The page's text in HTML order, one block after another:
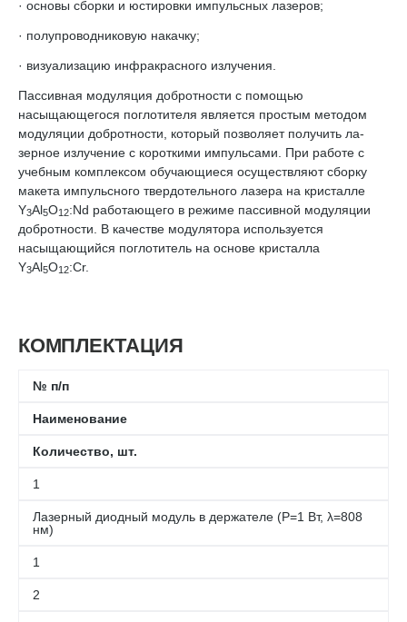
· основы сборки и юстировки импульсных лазеров;
· полупроводниковую накачку;
· визуализацию инфракрасного излучения.
Пассивная модуляция добротности с помощью
насыщающегося поглотителя является простым методом
модуляции добротности, который позволяет получить ла­
зерное излучение с короткими импульсами. При работе с
учебным комплексом обучающиеся осуществляют сборку
макета импульсного твердотельного лазера на кристалле
Y3Al5O12:Nd работающего в режиме пассивной модуляции
добротности. В качестве модулятора используется
насыщаю­щийся поглотитель на основе кристалла
Y3Al5O12:Cr.
КОМПЛЕКТАЦИЯ
№ п/п
Наименование
Количество, шт.
1
Лазерный диодный модуль в держателе (P=1 Вт, λ=808
нм)
1
2